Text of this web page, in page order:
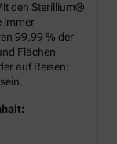
den Sterillium®
immer
99,99 % der
Flächen
auf Reisen: